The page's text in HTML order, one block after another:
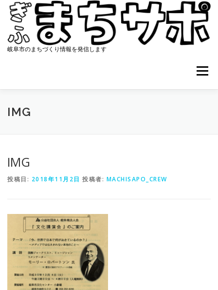
プ
岐阜市のまちづくり情報を発信します
メニュー
ホーム
IMG
IMG
投稿日: 2018年11月2日 投稿者: MACHISAPO_CREW